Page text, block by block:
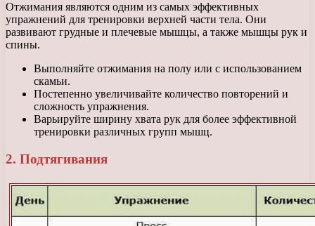
Отжимания являются одним из самых эффективных
упражнений для тренировки верхней части тела. Они
развивают грудные и плечевые мышцы, а также мышцы рук и
спины.
Выполняйте отжимания на полу или с использованием
скамьи.
Постепенно увеличивайте количество повторений и
сложность упражнения.
Варьируйте ширину хвата рук для более эффективной
тренировки различных групп мышц.
2. Подтягивания